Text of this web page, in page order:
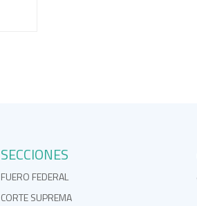
SECCIONES
FUERO FEDERAL
CORTE SUPREMA